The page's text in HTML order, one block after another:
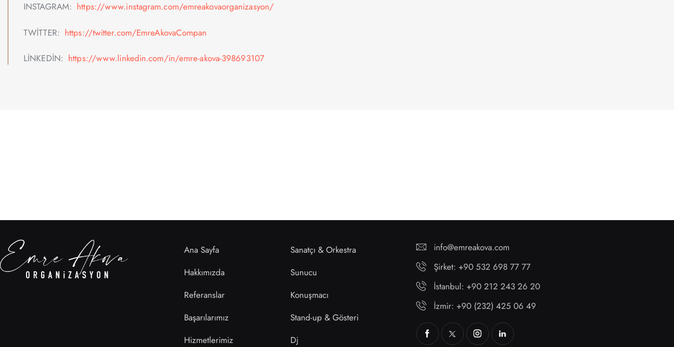
INSTAGRAM: https://www.instagram.com/emreakovaorganizasyon/
TWİTTER: https://twitter.com/EmreAkovaCompan
LİNKEDİN: https://www.linkedin.com/in/emre-akova-398693107
Ana Sayfa
Hakkımızda
Referanslar
Başarılarımız
Hizmetlerimiz
Sanatçı & Orkestra
Sunucu
Konuşmacı
Stand-up & Gösteri
Dj
info@emreakova.com
Şirket: +90 532 698 77 77
İstanbul: +90 212 243 26 20
İzmir: +90 (232) 425 06 49